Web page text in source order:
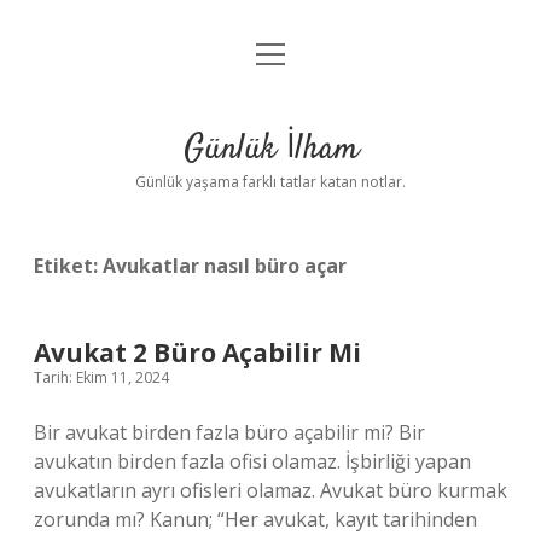
Anasayfa
Yasal Uyarı
menüyü
Günlük İlham
Günlük yaşama farklı tatlar katan notlar.
Etiket:Avukatlar nasıl büro açar
Avukat 2 Büro Açabilir Mi
Tarih: Ekim 11, 2024
Bir avukat birden fazla büro açabilir mi? Bir
avukatın birden fazla ofisi olamaz. İşbirliği yapan
avukatların ayrı ofisleri olamaz. Avukat büro kurmak
zorunda mı? Kanun; “Her avukat, kayıt tarihinden